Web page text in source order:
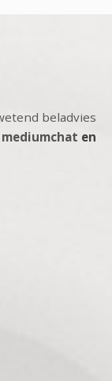
beladvies
mediumchat en